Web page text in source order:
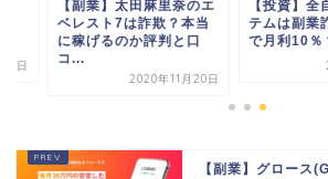
業】太田麻里奈のエ
スト7は詐欺？本当
げるのか評判と口
2020年11月20日
【投資】全自動TTPシス
テムは副業詐欺？全自動
で月利10％？口コミ...
2021年9月23
【副業】グロース